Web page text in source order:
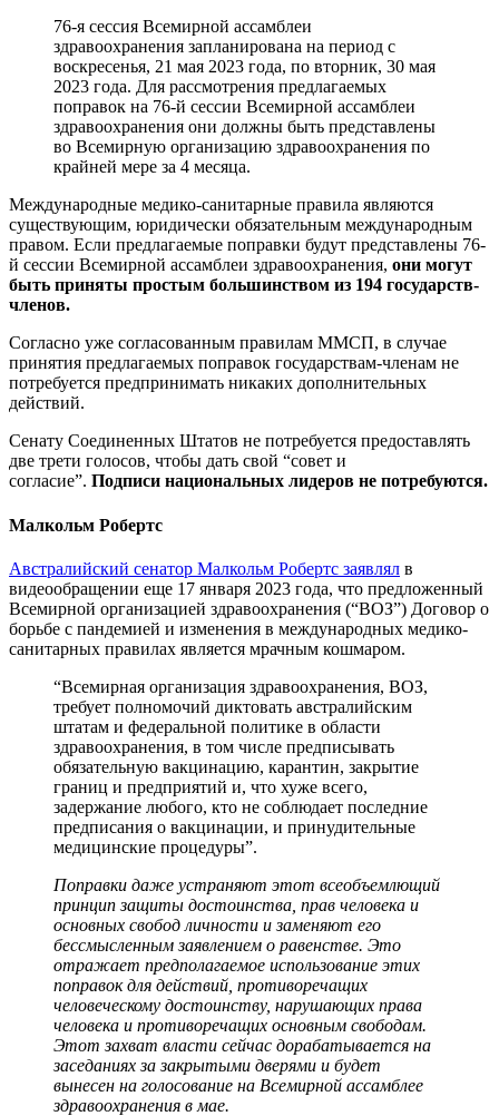
76-я сессия Всемирной ассамблеи
здравоохранения запланирована на период с
воскресенья, 21 мая 2023 года, по вторник, 30 мая
2023 года. Для рассмотрения предлагаемых
поправок на 76-й сессии Всемирной ассамблеи
здравоохранения они должны быть представлены
во Всемирную организацию здравоохранения по
крайней мере за 4 месяца.
Международные медико-санитарные правила являются
существующим, юридически обязательным международным
правом. Если предлагаемые поправки будут представлены 76-
й сессии Всемирной ассамблеи здравоохранения, они могут
быть приняты простым большинством из 194 государств-
членов.
Согласно уже согласованным правилам ММСП, в случае
принятия предлагаемых поправок государствам-членам не
потребуется предпринимать никаких дополнительных
действий.
Сенату Соединенных Штатов не потребуется предоставлять
две трети голосов, чтобы дать свой “совет и
согласие”. Подписи национальных лидеров не потребуются.
Малкольм Робертс
Австралийский сенатор Малкольм Робертс заявлял в
видеообращении еще 17 января 2023 года, что предложенный
Всемирной организацией здравоохранения (“ВОЗ”) Договор о
борьбе с пандемией и изменения в международных медико-
санитарных правилах является мрачным кошмаром.
“Всемирная организация здравоохранения, ВОЗ,
требует полномочий диктовать австралийским
штатам и федеральной политике в области
здравоохранения, в том числе предписывать
обязательную вакцинацию, карантин, закрытие
границ и предприятий и, что хуже всего,
задержание любого, кто не соблюдает последние
предписания о вакцинации, и принудительные
медицинские процедуры”.
Поправки даже устраняют этот всеобъемлющий
принцип защиты достоинства, прав человека и
основных свобод личности и заменяют его
бессмысленным заявлением о равенстве. Это
отражает предполагаемое использование этих
поправок для действий, противоречащих
человеческому достоинству, нарушающих права
человека и противоречащих основным свободам.
Этот захват власти сейчас дорабатывается на
заседаниях за закрытыми дверями и будет
вынесен на голосование на Всемирной ассамблее
здравоохранения в мае.